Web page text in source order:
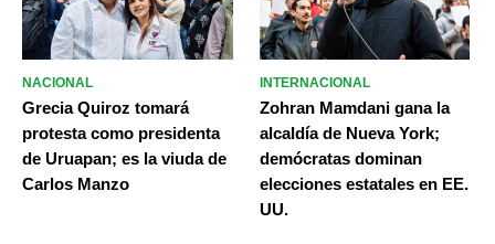
NACIONAL
Grecia Quiroz tomará
protesta como presidenta
de Uruapan; es la viuda de
Carlos Manzo
INTERNACIONAL
Zohran Mamdani gana la
alcaldía de Nueva York;
demócratas dominan
elecciones estatales en EE.
UU.